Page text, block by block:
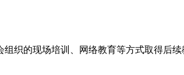
织的现场培训、网络教育等方式取得后